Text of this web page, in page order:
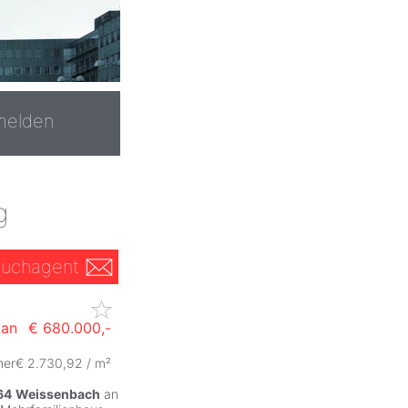
€ 680.000,-
€ 2.730,92 / m²
Weissenbach an